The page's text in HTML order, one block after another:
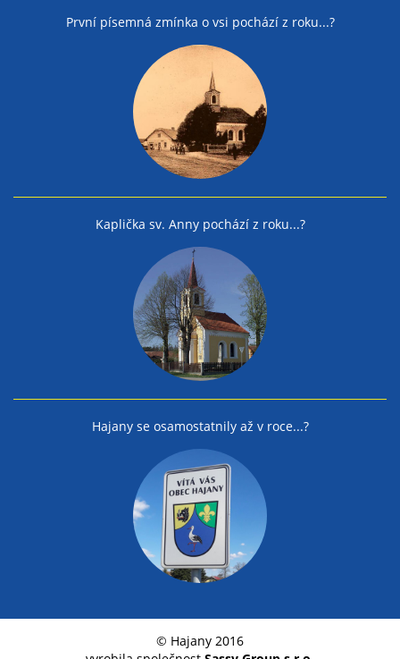
První písemná zmínka o vsi pochází z roku...?
Kaplička sv. Anny pochází z roku...?
Hajany se osamostatnily až v roce...?
© Hajany 2016